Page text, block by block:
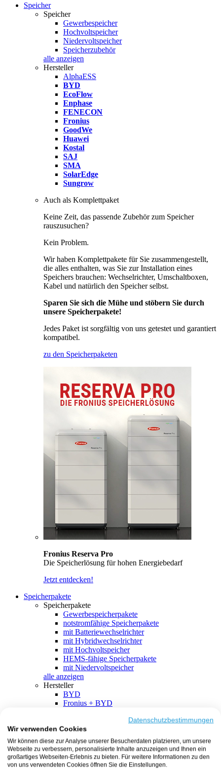
Speicher
Speicher
Gewerbespeicher
Hochvoltspeicher
Niedervoltspeicher
Speicherzubehör
alle anzeigen
Hersteller
AlphaESS
BYD
EcoFlow
Enphase
FENECON
Fronius
GoodWe
Huawei
Kostal
SAJ
SMA
SolarEdge
Sungrow
Auch als Komplettpaket
Keine Zeit, das passende Zubehör zum Speicher
rauszusuchen?
Kein Problem.
Wir haben Komplettpakete für Sie zusammengestellt,
die alles enthalten, was Sie zur Installation eines
Speichers brauchen: Wechselrichter, Umschaltboxen,
Kabel und natürlich den Speicher selbst.
Sparen Sie sich die Mühe und stöbern Sie durch
unsere Speicherpakete!
Jedes Paket ist sorgfältig von uns getestet und garantiert
kompatibel.
zu den Speicherpaketen
Fronius Reserva Pro
Die Speicherlösung für hohen Energiebedarf
Jetzt entdecken!
Speicherpakete
Speicherpakete
Gewerbespeicherpakete
notstromfähige Speicherpakete
mit Batteriewechselrichter
mit Hybridwechselrichter
mit Hochvoltspeicher
HEMS-fähige Speicherpakete
mit Niedervoltspeicher
alle anzeigen
Hersteller
BYD
Fronius + BYD
SMA + BYD
EcoFlow
EcoFlow + EcoFlow
FENECON
FENECON + FENECON
Datenschutzbestimmungen
Wir verwenden Cookies
Wir können diese zur Analyse unserer Besucherdaten platzieren, um unsere
Webseite zu verbessern, personalisierte Inhalte anzuzeigen und Ihnen ein
großartiges Webseiten-Erlebnis zu bieten. Für weitere Informationen zu den
von uns verwendeten Cookies öffnen Sie die Einstellungen.